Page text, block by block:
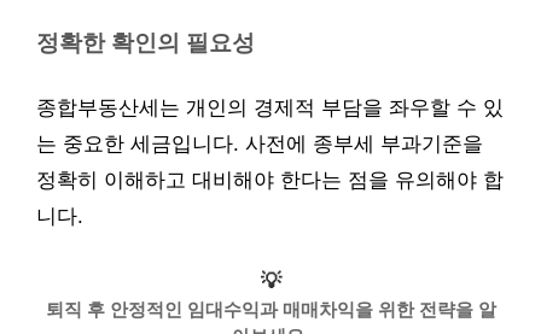
정확한 확인의 필요성
종합부동산세는 개인의 경제적 부담을 좌우할 수 있
는 중요한 세금입니다. 사전에 종부세 부과기준을
정확히 이해하고 대비해야 한다는 점을 유의해야 합
니다.
💡
퇴직 후 안정적인 임대수익과 매매차익을 위한 전략을 알